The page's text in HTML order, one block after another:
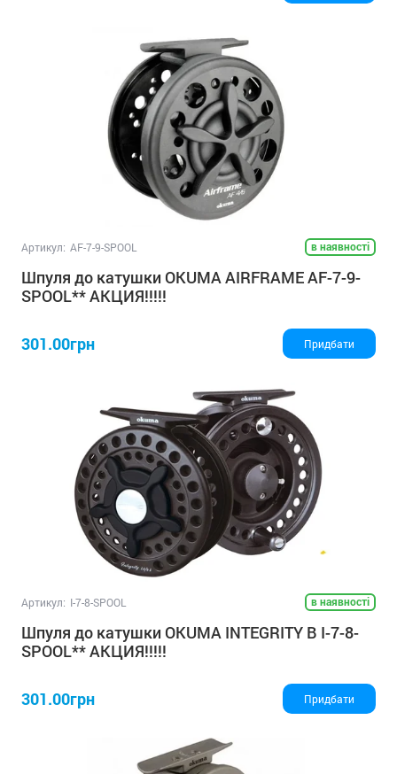
Артикул: AF-7-9-SPOOL в наявності
Шпуля до катушки OKUMA AIRFRAME AF-7-9-
SPOOL** АКЦИЯ!!!!!
301.00грн Придбати
Артикул: I-7-8-SPOOL в наявності
Шпуля до катушки OKUMA INTEGRITY B I-7-8-
SPOOL** АКЦИЯ!!!!!
301.00грн Придбати